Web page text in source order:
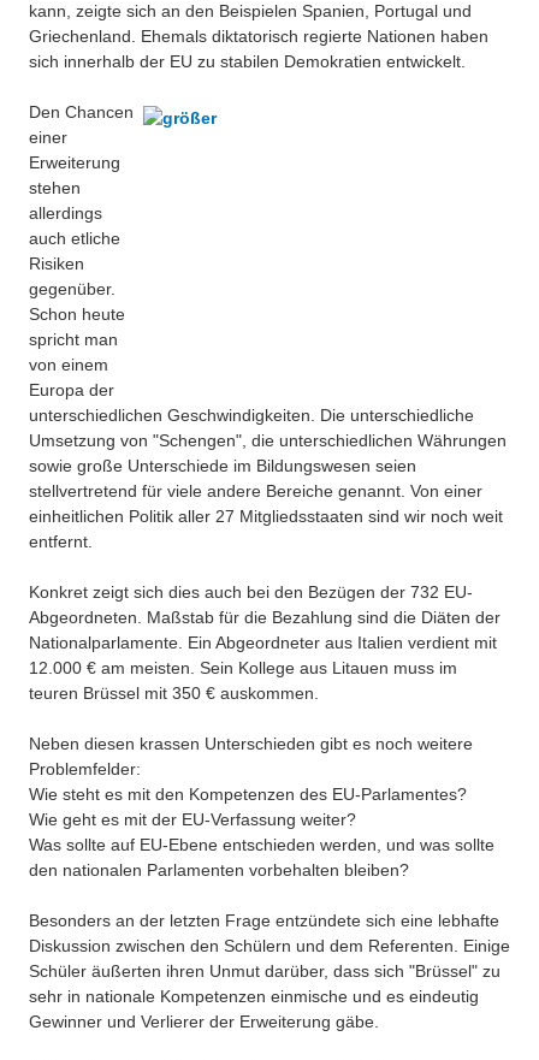
kann, zeigte sich an den Beispielen Spanien, Portugal und
Griechenland. Ehemals diktatorisch regierte Nationen haben
sich innerhalb der EU zu stabilen Demokratien entwickelt.
Den Chancen
einer
Erweiterung
stehen
allerdings
auch etliche
Risiken
gegenüber.
Schon heute
spricht man
von einem
Europa der
unterschiedlichen Geschwindigkeiten. Die unterschiedliche
Umsetzung von "Schengen", die unterschiedlichen Währungen
sowie große Unterschiede im Bildungswesen seien
stellvertretend für viele andere Bereiche genannt. Von einer
einheitlichen Politik aller 27 Mitgliedsstaaten sind wir noch weit
entfernt.
Konkret zeigt sich dies auch bei den Bezügen der 732 EU-
Abgeordneten. Maßstab für die Bezahlung sind die Diäten der
Nationalparlamente. Ein Abgeordneter aus Italien verdient mit
12.000 € am meisten. Sein Kollege aus Litauen muss im
teuren Brüssel mit 350 € auskommen.
Neben diesen krassen Unterschieden gibt es noch weitere
Problemfelder:
Wie steht es mit den Kompetenzen des EU-Parlamentes?
Wie geht es mit der EU-Verfassung weiter?
Was sollte auf EU-Ebene entschieden werden, und was sollte
den nationalen Parlamenten vorbehalten bleiben?
Besonders an der letzten Frage entzündete sich eine lebhafte
Diskussion zwischen den Schülern und dem Referenten. Einige
Schüler äußerten ihren Unmut darüber, dass sich "Brüssel" zu
sehr in nationale Kompetenzen einmische und es eindeutig
Gewinner und Verlierer der Erweiterung gäbe.